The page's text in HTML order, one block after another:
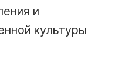
и
культуры